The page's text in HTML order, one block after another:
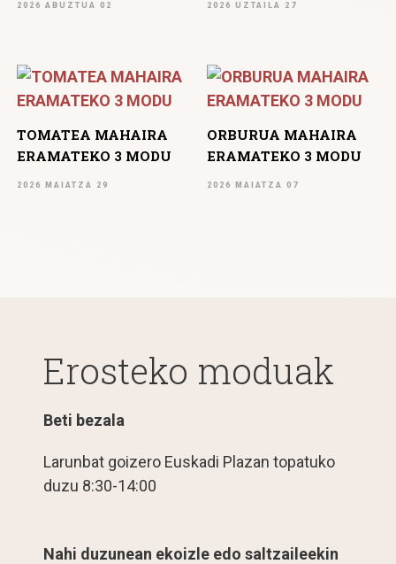
2026 ABUZTUA 02 2026 UZTAILA 27
TOMATEA MAHAIRA
ERAMATEKO 3 MODU
2026 MAIATZA 29
ORBURUA MAHAIRA
ERAMATEKO 3 MODU
2026 MAIATZA 07
Erosteko moduak
Beti bezala
Larunbat goizero Euskadi Plazan topatuko
duzu 8:30-14:00
Nahi duzunean ekoizle edo saltzaileekin